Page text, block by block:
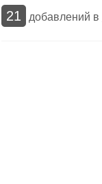
21 добавлений в